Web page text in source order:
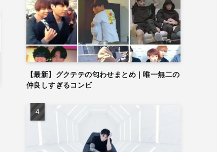
【最新】グクテテの匂わせまとめ｜唯一無二の
仲良しすぎるコンビ